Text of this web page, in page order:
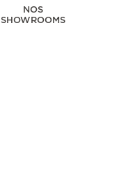
NOS
SHOWROOMS